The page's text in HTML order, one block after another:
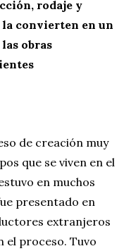
rodaje y
la convierten en un
obras
de creación muy
que se viven en el
en muchos
presentado en
extranjeros
el proceso. Tuvo